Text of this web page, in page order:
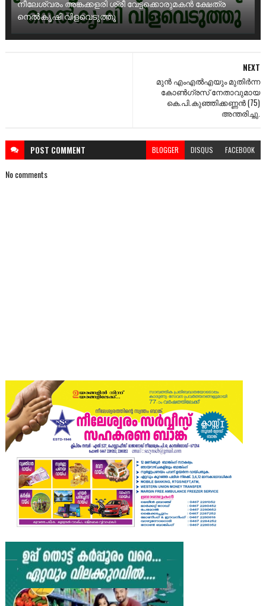
നീലേശ്വരം അങ്കക്കളരി ശ്രീ വേട്ടക്കൊരുമകൻ ക്ഷേത്ര
നെൽകൃഷി വിളവെടുത്തു
NEXT
മുൻ എംഎൽഎയും മുതിർന്ന
കോൺഗ്രസ് നേതാവുമായ
കെ.പി.കുഞ്ഞിക്കണ്ണൻ (75)
അന്തരിച്ചു.
POST COMMENT BLOGGER DISQUS FACEBOOK
No comments